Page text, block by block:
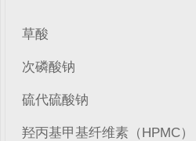
草酸
次磷酸钠
硫代硫酸钠
羟丙基甲基纤维素（HPMC）